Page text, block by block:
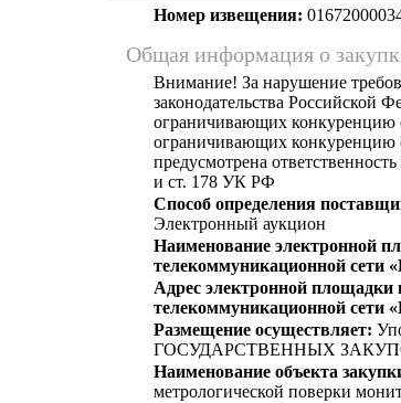
Номер извещения:
Общая информация о
Внимание! За нарушение
законодательства Российской
ограничивающих конкуренцию
ограничивающих конкуренцию
предусмотрена
и ст. 178 УК РФ
Способ определения
Электронный аукцион
Наименование электронной
телекоммуникационной сети
Адрес электронной
телекоммуникационной сети
Размещение осуществляет:
ГОСУДАРСТВЕННЫХ
Наименование объекта
метрологической поверки